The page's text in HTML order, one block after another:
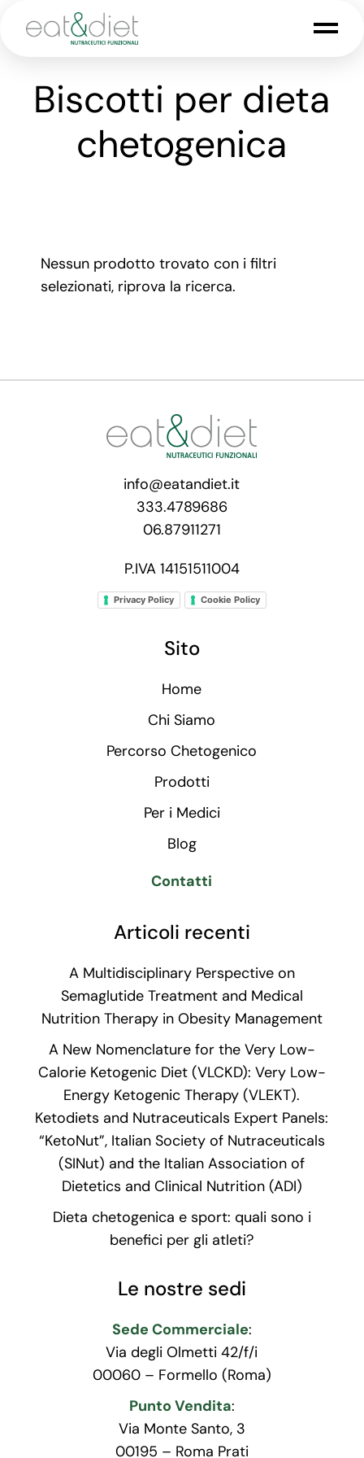
Biscotti per dieta
chetogenica
Nessun prodotto trovato con i filtri
selezionati, riprova la ricerca.
info@eatandiet.it
333.4789686
06.87911271
P.IVA 14151511004
Privacy Policy Cookie Policy
Sito
Home
Chi Siamo
Percorso Chetogenico
Prodotti
Per i Medici
Blog
Contatti
Articoli recenti
A Multidisciplinary Perspective on
Semaglutide Treatment and Medical
Nutrition Therapy in Obesity Management
A New Nomenclature for the Very Low-
Calorie Ketogenic Diet (VLCKD): Very Low-
Energy Ketogenic Therapy (VLEKT).
Ketodiets and Nutraceuticals Expert Panels:
“KetoNut”, Italian Society of Nutraceuticals
(SINut) and the Italian Association of
Dietetics and Clinical Nutrition (ADI)
Dieta chetogenica e sport: quali sono i
benefici per gli atleti?
Le nostre sedi
Sede Commerciale:
Via degli Olmetti 42/f/i
00060 – Formello (Roma)
Punto Vendita:
Via Monte Santo, 3
00195 – Roma Prati